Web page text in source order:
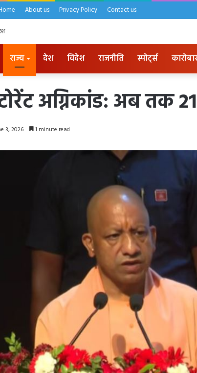
About us Privacy Policy Contact us
राज्य देश विदेश राजनीति स्पोर्ट्स
अग्निकांड: अब तक
3, 2026 1 minute read